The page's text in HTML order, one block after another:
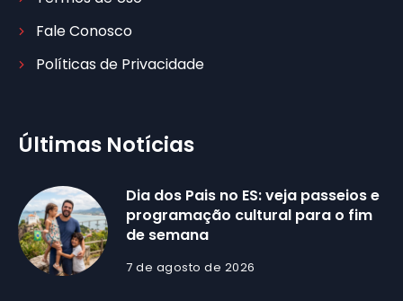
Fale Conosco
Políticas de Privacidade
Últimas Notícias
Dia dos Pais no ES: veja passeios e
programação cultural para o fim
de semana
7 de agosto de 2026